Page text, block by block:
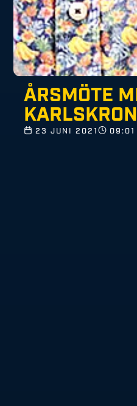
ÅRSMÖTE
23 JUNI 2021 09:01